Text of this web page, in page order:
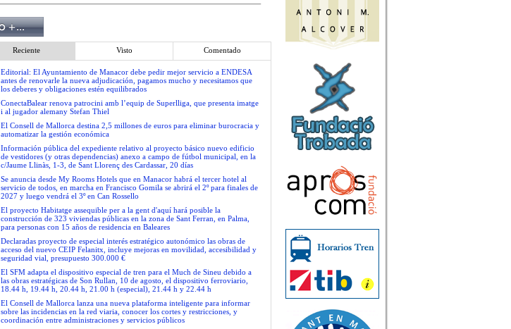
Reciente Visto Comentado
Editorial: El Ayuntamiento de Manacor debe pedir mejor servicio a ENDESA
antes de renovarle la nueva adjudicación, pagamos mucho y necesitamos que
los deberes y obligaciones estén equilibrados
ConectaBalear renova patrocini amb l’equip de Superlliga, que presenta imatge
i al jugador alemany Stefan Thiel
El Consell de Mallorca destina 2,5 millones de euros para eliminar burocracia y
automatizar la gestión económica
Información pública del expediente relativo al proyecto básico nuevo edificio
de vestidores (y otras dependencias) anexo a campo de fútbol municipal, en la
c/Jaume Llinàs, 1-3, de Sant Llorenç des Cardassar, 20 días
Se anuncia desde My Rooms Hotels que en Manacor habrá el tercer hotel al
servicio de todos, en marcha en Francisco Gomila se abrirá el 2º para finales de
2027 y luego vendrá el 3º en Can Rossello
El proyecto Habitatge assequible per a la gent d'aquí hará posible la
construcción de 323 viviendas públicas en la zona de Sant Ferran, en Palma,
para personas con 15 años de residencia en Baleares
Declaradas proyecto de especial interés estratégico autonómico las obras de
acceso del nuevo CEIP Felanitx, incluye mejoras en movilidad, accesibilidad y
seguridad vial, presupuesto 300.000 €
El SFM adapta el dispositivo especial de tren para el Much de Sineu debido a
las obras estratégicas de Son Rullan, 10 de agosto, el dispositivo ferroviario,
18.44 h, 19.44 h, 20.44 h, 21.00 h (especial), 21.44 h y 22.44 h
El Consell de Mallorca lanza una nueva plataforma inteligente para informar
sobre las incidencias en la red viaria, conocer los cortes y restricciones, y
coordinación entre administraciones y servicios públicos